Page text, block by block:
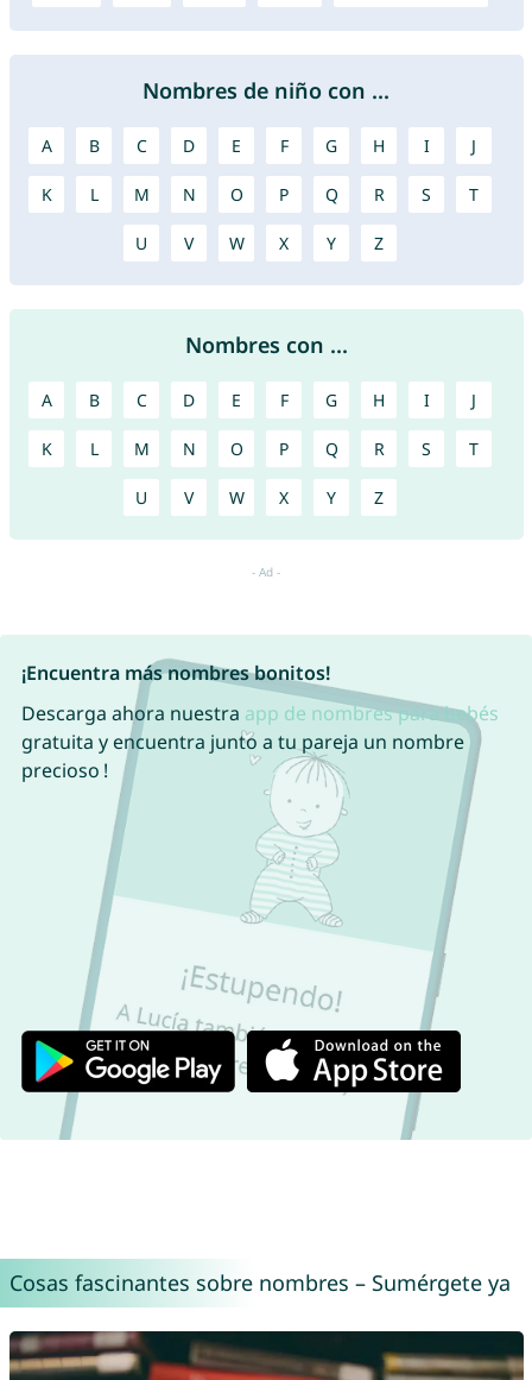
Nombres de niño con ...
A B C D E F G H I J
K L M N O P Q R S T
U V W X Y Z
Nombres con ...
A B C D E F G H I J
K L M N O P Q R S T
U V W X Y Z
¡Encuentra más nombres bonitos!
Descarga ahora nuestra app de nombres para bebés
gratuita y encuentra junto a tu pareja un nombre
precioso !
Cosas fascinantes sobre nombres – Sumérgete ya